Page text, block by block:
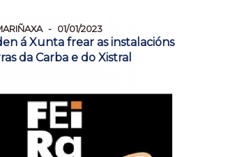
01/01/2023
á Xunta frear as instalacións
da Carba e do Xistral